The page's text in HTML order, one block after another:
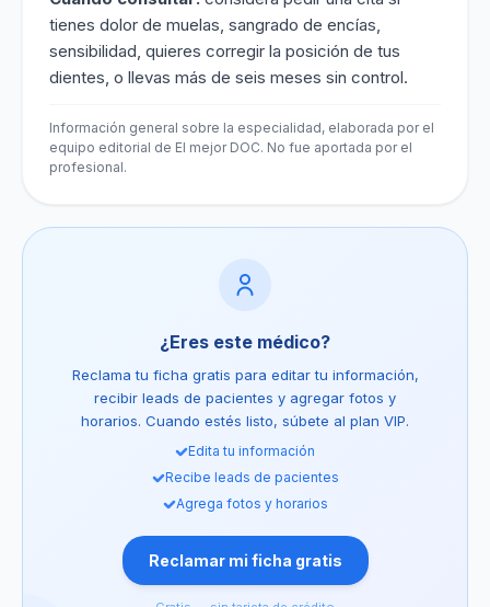
tienes dolor de muelas, sangrado de encías,
sensibilidad, quieres corregir la posición de tus
dientes, o llevas más de seis meses sin control.
Información general sobre la especialidad, elaborada por el
equipo editorial de El mejor DOC. No fue aportada por el
profesional.
¿Eres este médico?
Reclama tu ficha gratis para editar tu información,
recibir leads de pacientes y agregar fotos y
horarios. Cuando estés listo, súbete al plan VIP.
Edita tu información
Recibe leads de pacientes
Agrega fotos y horarios
Reclamar mi ficha gratis